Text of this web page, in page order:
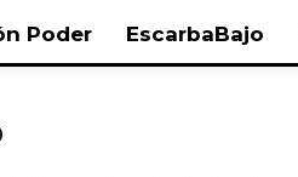
Poder EscarbaBajo